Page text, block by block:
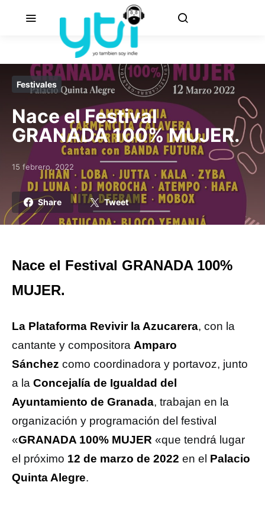
Festivales
Nace el Festival
GRANADA 100% MUJER.
Posted on
15 febrero, 2022
Share Tweet
Nace el Festival GRANADA 100%
MUJER.
La Plataforma Revivir la Azucarera, con la
cantante y compositora Amparo
Sánchez como coordinadora y portavoz, junto
a la Concejalía de Igualdad del
Ayuntamiento de Granada, trabajan en la
organización y programación del festival
«GRANADA 100% MUJER «que tendrá lugar
el próximo 12 de marzo de 2022 en el Palacio
Quinta Alegre.